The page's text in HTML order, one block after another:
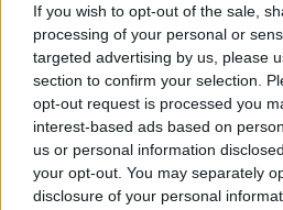
If you wish to opt-out of the sale,
processing of your personal or
targeted advertising by us, please
section to confirm your selection.
opt-out request is processed you
interest-based ads based on
us or personal information
your opt-out. You may separately
disclosure of your personal
ténis.
Apesar das desistências de
como Casper Ruud (Noruega),
Fokina (Espanha) e Matteo
apresentou um quadro
liderado pelo russo Andrey
série, pelo italiano Luciano
Castelo Branco:
Internacional de
promete afirmar
património e
“motores de
económico e